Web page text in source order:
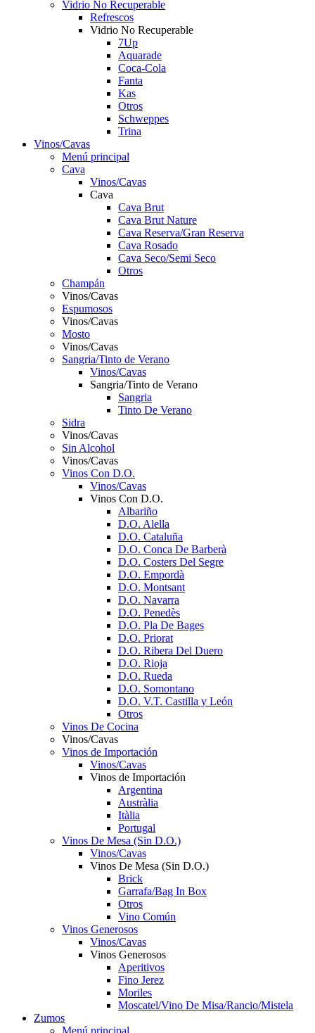
Vidrio No Recuperable
Refrescos
Vidrio No Recuperable
7Up
Aquarade
Coca-Cola
Fanta
Kas
Otros
Schweppes
Trina
Vinos/Cavas
Menú principal
Cava
Vinos/Cavas
Cava
Cava Brut
Cava Brut Nature
Cava Reserva/Gran Reserva
Cava Rosado
Cava Seco/Semi Seco
Otros
Champán
Vinos/Cavas
Espumosos
Vinos/Cavas
Mosto
Vinos/Cavas
Sangria/Tinto de Verano
Vinos/Cavas
Sangria/Tinto de Verano
Sangria
Tinto De Verano
Sidra
Vinos/Cavas
Sin Alcohol
Vinos/Cavas
Vinos Con D.O.
Vinos/Cavas
Vinos Con D.O.
Albariño
D.O. Alella
D.O. Cataluña
D.O. Conca De Barberà
D.O. Costers Del Segre
D.O. Empordà
D.O. Montsant
D.O. Navarra
D.O. Penedès
D.O. Pla De Bages
D.O. Priorat
D.O. Ribera Del Duero
D.O. Rioja
D.O. Rueda
D.O. Somontano
D.O. V.T. Castilla y León
Otros
Vinos De Cocina
Vinos/Cavas
Vinos de Importación
Vinos/Cavas
Vinos de Importación
Argentina
Austràlia
Itàlia
Portugal
Vinos De Mesa (Sin D.O.)
Vinos/Cavas
Vinos De Mesa (Sin D.O.)
Brick
Garrafa/Bag In Box
Otros
Vino Común
Vinos Generosos
Vinos/Cavas
Vinos Generosos
Aperitivos
Fino Jerez
Moriles
Moscatel/Vino De Misa/Rancio/Mistela
Zumos
Menú principal